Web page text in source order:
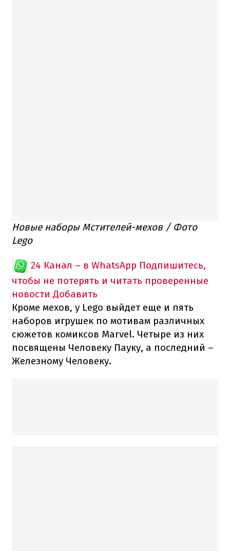
Новые наборы Мстителей-мехов / Фото
Lego
24 Канал – в WhatsApp Подпишитесь,
чтобы не потерять и читать проверенные
новости Добавить
Кроме мехов, у Lego выйдет еще и пять
наборов игрушек по мотивам различных
сюжетов комиксов Marvel. Четыре из них
посвящены Человеку Пауку, а последний –
Железному Человеку.